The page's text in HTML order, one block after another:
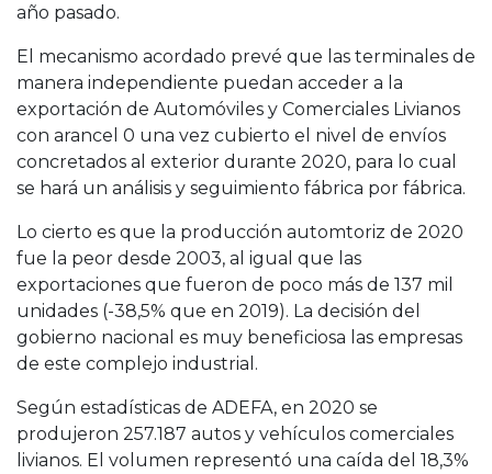
año pasado.
El mecanismo acordado prevé que las terminales de
manera independiente puedan acceder a la
exportación de Automóviles y Comerciales Livianos
con arancel 0 una vez cubierto el nivel de envíos
concretados al exterior durante 2020, para lo cual
se hará un análisis y seguimiento fábrica por fábrica.
Lo cierto es que la producción automtoriz de 2020
fue la peor desde 2003, al igual que las
exportaciones que fueron de poco más de 137 mil
unidades (-38,5% que en 2019). La decisión del
gobierno nacional es muy beneficiosa las empresas
de este complejo industrial.
Según estadísticas de ADEFA, en 2020 se
produjeron 257.187 autos y vehículos comerciales
livianos. El volumen representó una caída del 18,3%